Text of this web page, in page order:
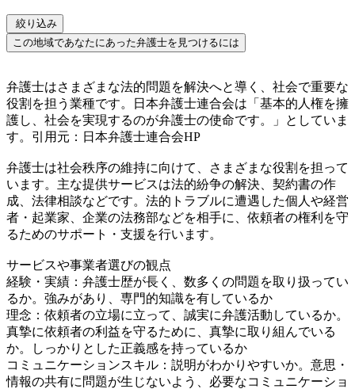
絞り込み
この地域であなたにあった弁護士を見つけるには
弁護士はさまざまな法的問題を解決へと導く、社会で重要な
役割を担う業種です。日本弁護士連合会は「基本的人権を擁
護し、社会を実現するのが弁護士の使命です。」としていま
す。引用元：日本弁護士連合会HP
弁護士は社会秩序の維持に向けて、さまざまな役割を担って
います。主な提供サービスは法的紛争の解決、契約書の作
成、法律相談などです。法的トラブルに遭遇した個人や経営
者・起業家、企業の法務部などを相手に、依頼者の権利を守
るためのサポート・支援を行います。
サービスや事業者選びの観点
経験・実績：弁護士歴が長く、数多くの問題を取り扱ってい
るか。強みがあり、専門的知識を有しているか
理念：依頼者の立場に立って、誠実に弁護活動しているか。
真摯に依頼者の利益を守るために、真摯に取り組んでいる
か。しっかりとした正義感を持っているか
コミュニケーションスキル：説明がわかりやすいか。意思・
情報の共有に問題が生じないよう、必要なコミュニケーショ